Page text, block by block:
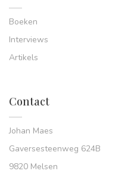
Boeken
Interviews
Artikels
Contact
Johan Maes
Gaversesteenweg 624B
9820 Melsen